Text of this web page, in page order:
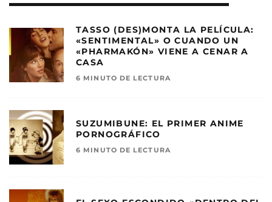
TASSO (DES)MONTA LA PELÍCULA:
«SENTIMENTAL» O CUANDO UN
«PHARMAKÓN» VIENE A CENAR A
CASA
6 MINUTO DE LECTURA
SUZUMIBUNE: EL PRIMER ANIME
PORNOGRÁFICO
6 MINUTO DE LECTURA